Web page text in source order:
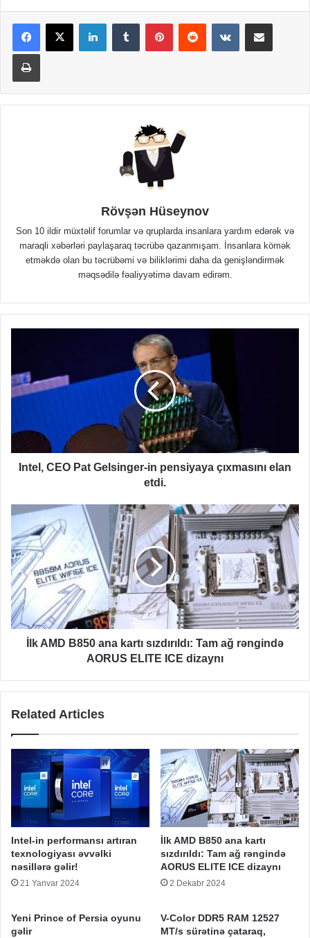
LinkedInTumblr PinterestReddit VKontakteShare via Email
Print
Rövşən Hüseynov
Son 10 ildir müxtəlif forumlar və qruplarda insanlara yardım edərək və
maraqli xəbərləri paylaşaraq təcrübə qazanmışam. İnsanlara kömək
etməkdə olan bu təcrübəmi və biliklərimi daha da genişləndirmək
məqsədilə fəaliyyətimə davam edirəm.
Gelsinger-
in
elan
etdi.
Intel, CEO Pat Gelsinger-in pensiyaya çıxmasını elan
etdi.
B850
ana
kartı
sızdırıldı:
Tam
ağ
rəngində
AORUSİlk AMD B850 ana kartı sızdırıldı: Tam ağ rəngində
AORUS ELITE ICE dizaynı
Related Articles
Intel-in performansı artıran
texnologiyası əvvəlki
nəsillərə gəlir!
21 Yanvar 2024
İlk AMD B850 ana kartı
sızdırıldı: Tam ağ rəngində
AORUS ELITE ICE dizaynı
2 Dekabr 2024
Yeni Prince of Persia oyunu
gəlir
V-Color DDR5 RAM 12527
MT/s sürətinə çataraq,